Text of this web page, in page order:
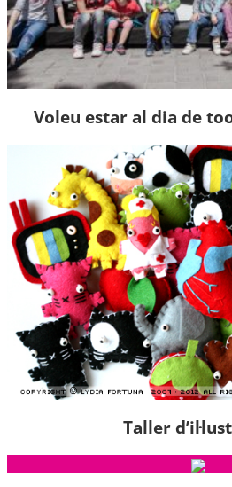
Voleu estar al dia de
Taller